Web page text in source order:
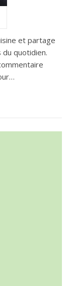
et partage
quotidien.